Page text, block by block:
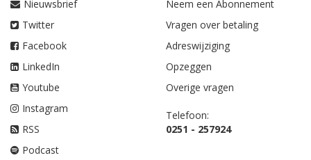
Nieuwsbrief
Twitter
Facebook
LinkedIn
Youtube
Instagram
RSS
Podcast
Neem een Abonnement
Vragen over betaling
Adreswijziging
Opzeggen
Overige vragen
Telefoon:
0251 - 257924